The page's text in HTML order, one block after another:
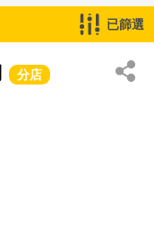
已篩選
分店